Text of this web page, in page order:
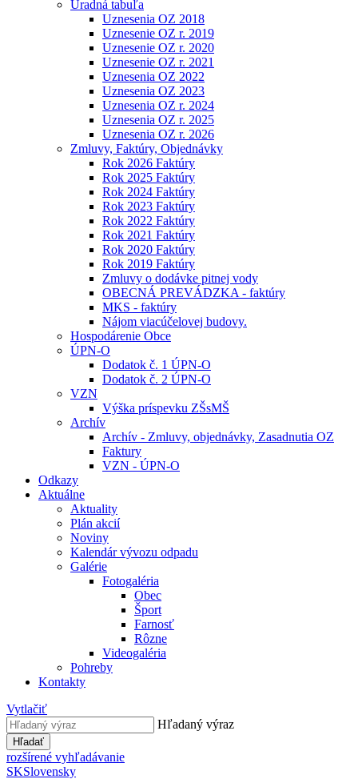
Úradná tabuľa
Uznesenia OZ 2018
Uznesenie OZ r. 2019
Uznesenie OZ r. 2020
Uznesenie OZ r. 2021
Uznesenia OZ 2022
Uznesenia OZ 2023
Uznesenia OZ r. 2024
Uznesenia OZ r. 2025
Uznesenia OZ r. 2026
Zmluvy, Faktúry, Objednávky
Rok 2026 Faktúry
Rok 2025 Faktúry
Rok 2024 Faktúry
Rok 2023 Faktúry
Rok 2022 Faktúry
Rok 2021 Faktúry
Rok 2020 Faktúry
Rok 2019 Faktúry
Zmluvy o dodávke pitnej vody
OBECNÁ PREVÁDZKA - faktúry
MKS - faktúry
Nájom viacúčelovej budovy.
Hospodárenie Obce
ÚPN-O
Dodatok č. 1 ÚPN-O
Dodatok č. 2 ÚPN-O
VZN
Výška príspevku ZŠsMŠ
Archív
Archív - Zmluvy, objednávky, Zasadnutia OZ
Faktury
VZN - ÚPN-O
Odkazy
Aktuálne
Aktuality
Plán akcií
Noviny
Kalendár vývozu odpadu
Galérie
Fotogaléria
Obec
Šport
Farnosť
Rôzne
Videogaléria
Pohreby
Kontakty
Vytlačiť
Hľadaný výraz
Hľadať
rozšírené vyhľadávanie
SKSlovensky